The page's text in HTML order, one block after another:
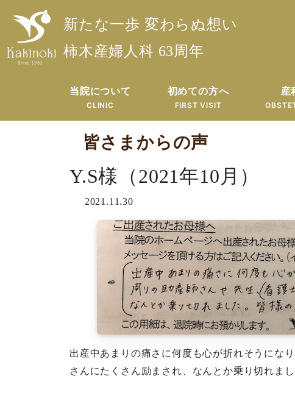
新たな一歩 変わらぬ想い
柿木産婦人科 63周年
当院について
CLINIC
初めての方へ
FIRST VISIT
産
皆さまからの声
Y.S様（2021年10月）
2021.11.30
出産中あまりの痛さに何度も心が折れそうにな
さんにたくさん励まされ、なんとか乗り切れま